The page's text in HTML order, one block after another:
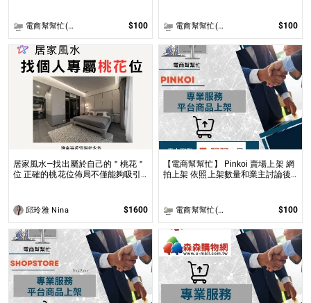
電商幫幫忙(電商平台代營運/電商上架/運營策略/網路行銷) $100 電商幫幫忙(電商平台代營運/電商上架/運營策略/網路行銷) $100
居家風水—找出屬於自己的＂桃花＂
位 正確的桃花位佈局不僅能夠吸引
邱玲雅 Nina $1600
【電商幫幫忙】 Pinkoi 賣場上架 網
拍上架 依照上架數量和業主討論後
電商幫幫忙(電商平台代營運/電商上架/運營策略/網路行銷) $100